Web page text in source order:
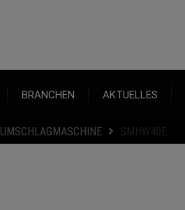
BRANCHEN AKTUELLES
UMSCHLAGMASCHINE SMHW40E